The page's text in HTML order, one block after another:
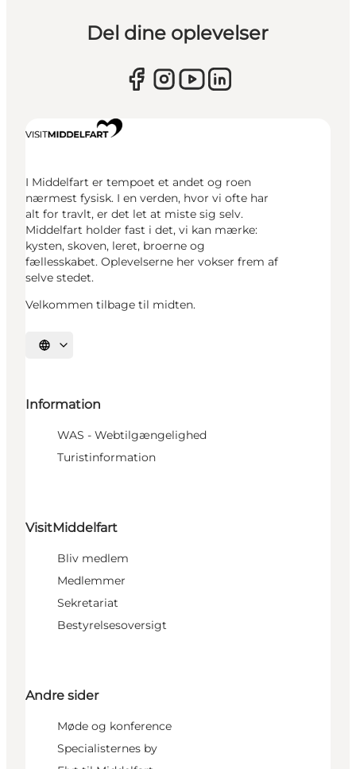
Del dine oplevelser
I Middelfart er tempoet et andet og roen
nærmest fysisk. I en verden, hvor vi ofte har
alt for travlt, er det let at miste sig selv.
Middelfart holder fast i det, vi kan mærke:
kysten, skoven, leret, broerne og
fællesskabet. Oplevelserne her vokser frem af
selve stedet.
Velkommen tilbage til midten.
Vælg sprog
Information
WAS - Webtilgængelighed
Turistinformation
VisitMiddelfart
Bliv medlem
Medlemmer
Sekretariat
Bestyrelsesoversigt
Andre sider
Møde og konference
Specialisternes by